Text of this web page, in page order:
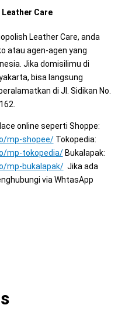
Care
Leather Care, anda
atau agen-agen yang
Jika domisilimu di
bisa langsung
di Jl. Sidikan No.
online seperti Shoppe:
mp-shopee/Tokopedia:
mp-tokopedia/Bukalapak:
mp-bukalapak/Jika ada
via WhtasApp